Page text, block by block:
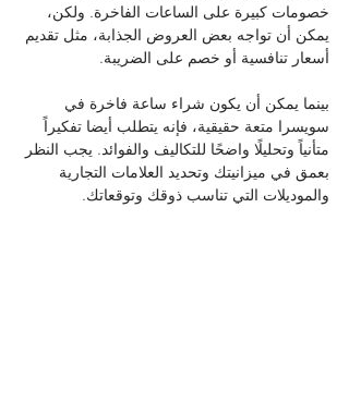
خصومات كبيرة على الساعات الفاخرة. ولكن،
يمكن أن تواجه بعض العروض الجذابة، مثل تقديم
أسعار تنافسية أو خصم على الضريبة.
بينما يمكن أن يكون شراء ساعة فاخرة في
سويسرا متعة حقيقية، فإنه يتطلب أيضا تفكيراً
متأنياً وتحليلًا واضحًا للتكاليف والفوائد. يجب النظر
بعمق في ميزانيتك وتحديد العلامات التجارية
والموديلات التي تناسب ذوقك وتوقعاتك.